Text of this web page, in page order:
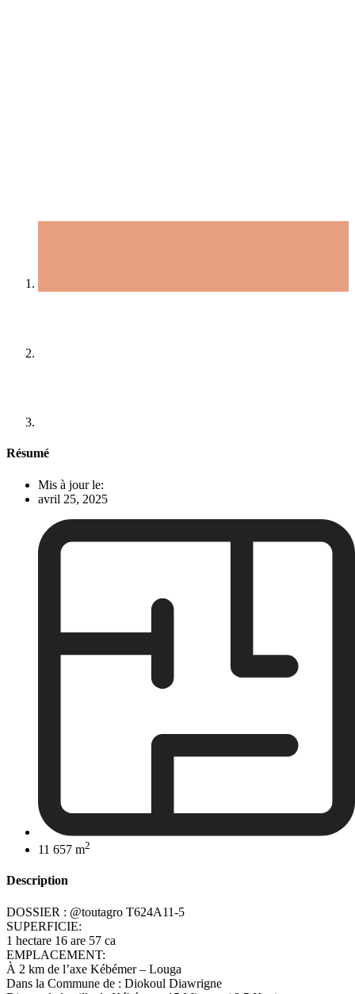
Résumé
Mis à jour le:
avril 25, 2025
11 657 m2
Description
DOSSIER : @toutagro T624A11-5
SUPERFICIE:
1 hectare 16 are 57 ca
EMPLACEMENT:
À 2 km de l’axe Kébémer – Louga
Dans la Commune de : Diokoul Diawrigne